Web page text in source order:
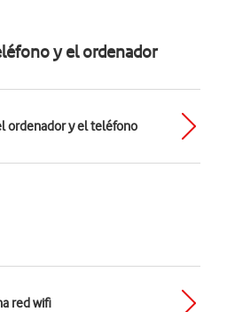
y el ordenador
ordenador y el teléfono
red wifi